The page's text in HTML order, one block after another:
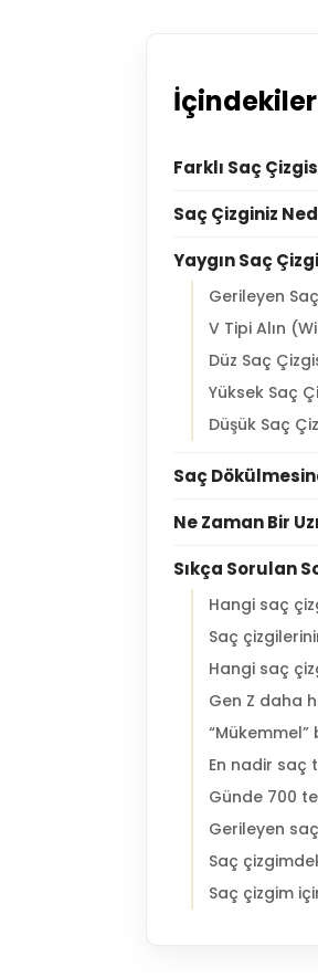
İçindekiler
Farklı Saç
Saç Çizginiz
Yaygın Saç
Gerileyen
V Tipi Alın
Düz Saç
Yüksek Saç
Düşük Saç
Saç
Ne Zaman Bir
Sıkça Sorulan
Hangi saç
Saç
Hangi saç
Gen Z daha
En nadir saç
Günde 700
Gerileyen
Saç
Saç çizgim